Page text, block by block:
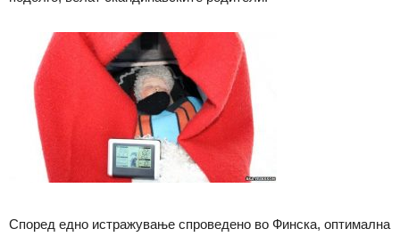
Според едно истражување спроведено во Финска, оптимална